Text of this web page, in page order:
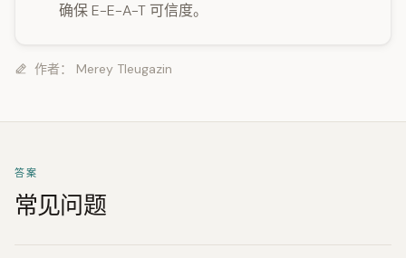
确保 E-E-A-T 可信度。
作者： Merey Tleugazin
答案
常见问题